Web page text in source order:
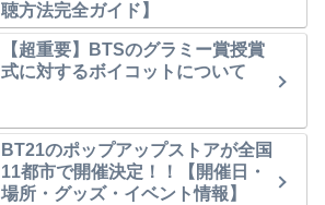
聴方法完全ガイド】
【超重要】BTSのグラミー賞授賞
式に対するボイコットについて
BT21のポップアップストアが全国
11都市で開催決定！！【開催日・
場所・グッズ・イベント情報】